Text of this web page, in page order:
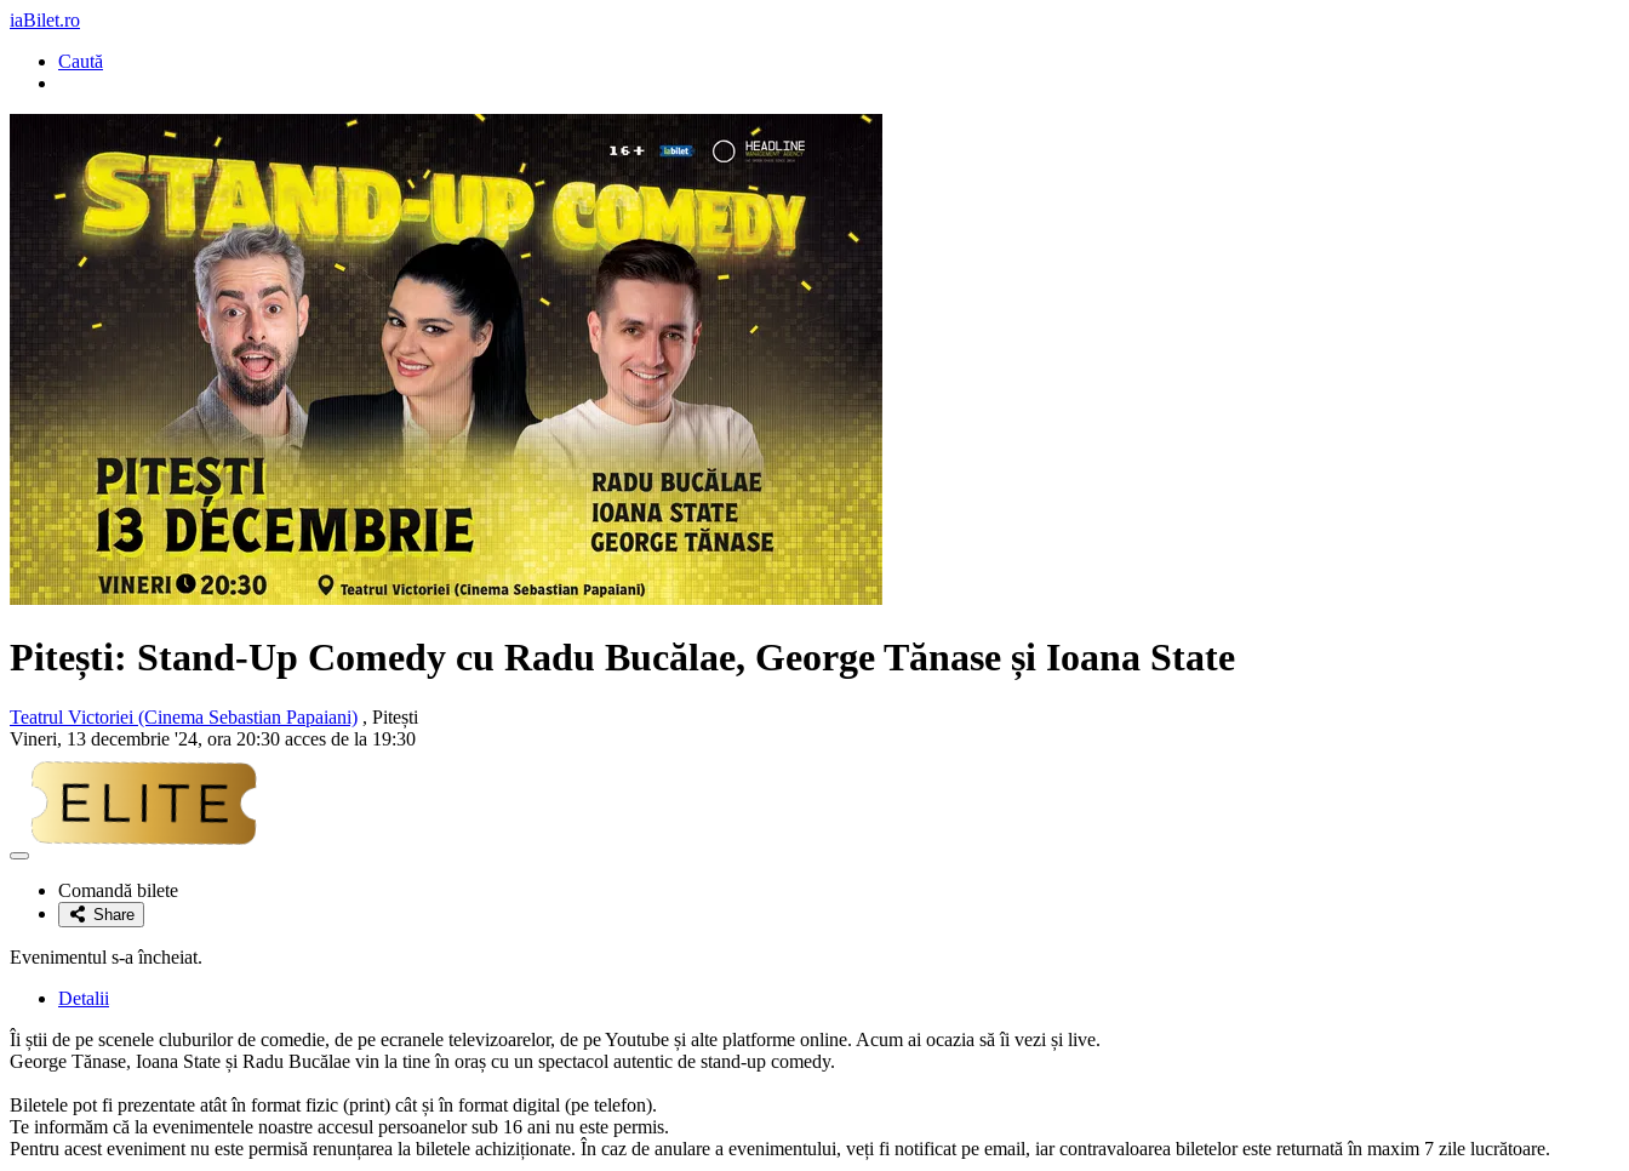
iaBilet.ro
Caută
Pitești: Stand-Up Comedy cu Radu Bucălae, George Tănase și Ioana State
Teatrul Victoriei (Cinema Sebastian Papaiani) , Pitești
Vineri, 13 decembrie '24, ora 20:30 acces de la 19:30
Adaugă
favoriteComandă bilete
Share
Evenimentul s-a încheiat.
Detalii
Îi știi de pe scenele cluburilor de comedie, de pe ecranele televizoarelor, de pe Youtube și alte platforme online. Acum ai ocazia să îi vezi și live.
George Tănase, Ioana State și Radu Bucălae vin la tine în oraș cu un spectacol autentic de stand-up comedy.
Biletele pot fi prezentate atât în format fizic (print) cât și în format digital (pe telefon).
Te informăm că la evenimentele noastre accesul persoanelor sub 16 ani nu este permis.
Pentru acest eveniment nu este permisă renunțarea la biletele achiziționate. În caz de anulare a evenimentului, veți fi notificat pe email, iar contravaloarea biletelor este returnată în maxim 7 zile lucrătoare.